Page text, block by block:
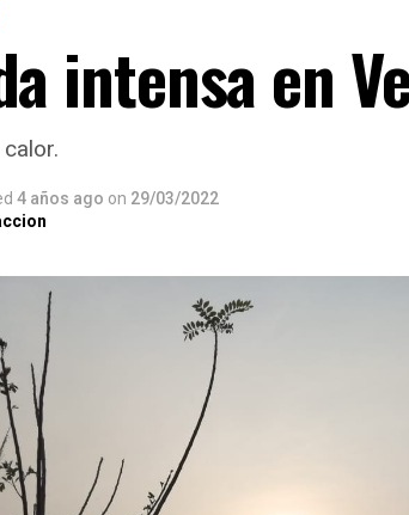
intensa en
4 años ago on 29/03/2022